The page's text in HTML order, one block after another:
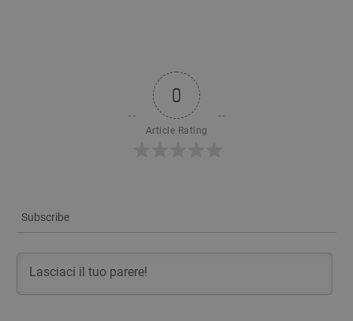
0
Article Rating
Subscribe